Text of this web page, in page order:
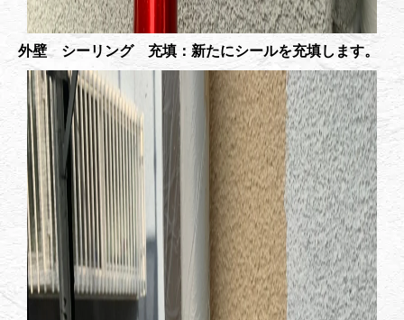
外壁 シーリング 充填：新たにシールを充填します。